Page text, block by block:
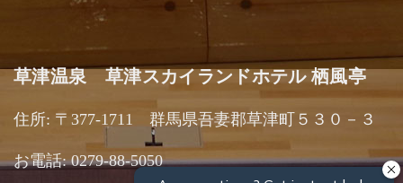
草津温泉 草津スカイランドホテル 栖風亭
住所: 〒377-1711 群馬県吾妻郡草津町５３０－３
お電話: 0279-88-5050